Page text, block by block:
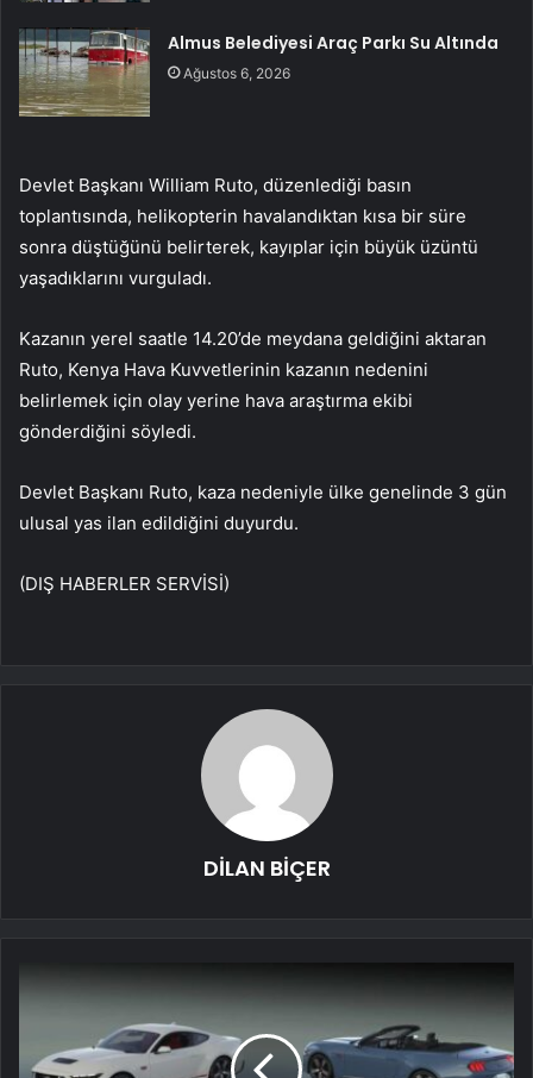
Almus Belediyesi Araç Parkı Su Altında
Ağustos 6, 2026
Devlet Başkanı William Ruto, düzenlediği basın
toplantısında, helikopterin havalandıktan kısa bir süre
sonra düştüğünü belirterek, kayıplar için büyük üzüntü
yaşadıklarını vurguladı.
Kazanın yerel saatle 14.20’de meydana geldiğini aktaran
Ruto, Kenya Hava Kuvvetlerinin kazanın nedenini
belirlemek için olay yerine hava araştırma ekibi
gönderdiğini söyledi.
Devlet Başkanı Ruto, kaza nedeniyle ülke genelinde 3 gün
ulusal yas ilan edildiğini duyurdu.
(DIŞ HABERLER SERVİSİ)
DİLAN BİÇER